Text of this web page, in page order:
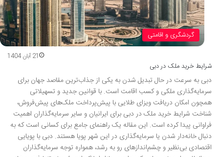
گردشگری و اقامتی
21 آبان 1404
شرایط خرید ملک در دبی
دبی به سرعت در حال تبدیل شدن به یکی از جذاب‌ترین مقاصد جهان برای
سرمایه‌گذاری ملکی و کسب اقامت است. با قوانین جدید و تسهیلاتی
همچون امکان دریافت ویزای طلایی با پیش‌پرداخت ملک‌های پیش‌فروش،
شناخت شرایط خرید ملک در دبی برای ایرانیان و سایر سرمایه‌گذاران اهمیت
فراوانی پیدا کرده است. این مقاله یک راهنمای جامع برای کسانی است که به
دنبال خانه‌دار شدن یا سرمایه‌گذاری در این شهر پویا هستند. دبی با پویایی
اقتصادی بی‌نظیر و چشم‌اندازهای رو به رشد، همواره توجه سرمایه‌گذاران